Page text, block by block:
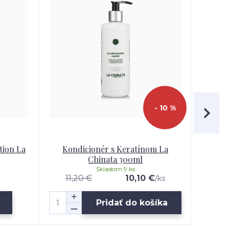
La
- 10 %
Kondicionér s Keratínom La
Chinata 300ml
11,20 € 10,10 €/ks
Skladom 9 ks
Pridať do košíka